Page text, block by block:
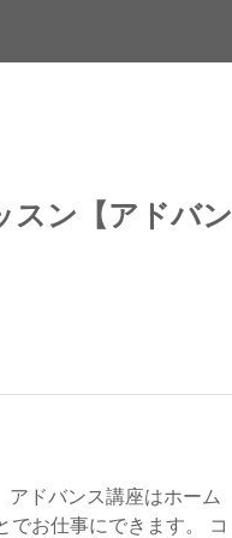
スン【アドバン
アドバンス講座はホーム
でお仕事にできます。 コ